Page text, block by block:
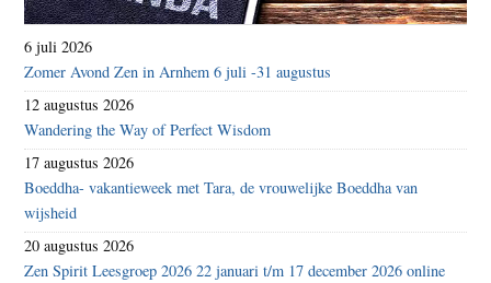
6 juli 2026
Zomer Avond Zen in Arnhem 6 juli -31 augustus
12 augustus 2026
Wandering the Way of Perfect Wisdom
17 augustus 2026
Boeddha- vakantieweek met Tara, de vrouwelijke Boeddha van
wijsheid
20 augustus 2026
Zen Spirit Leesgroep 2026 22 januari t/m 17 december 2026 online